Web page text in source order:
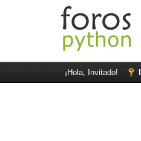
¡Hola, Invitado!